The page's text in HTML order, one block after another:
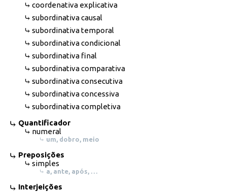
coordenativa explicativa
subordinativa causal
subordinativa temporal
subordinativa condicional
subordinativa final
subordinativa comparativa
subordinativa consecutiva
subordinativa concessiva
subordinativa completiva
Quantificador
numeral
um, dobro, meio
Preposições
simples
a, ante, após, …
Interjeições